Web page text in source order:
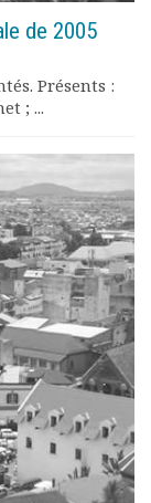
de 2005
Présents :
; ...